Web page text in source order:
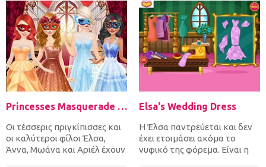
Princesses Masquerade Party
Οι τέσσερις πριγκίπισσες και
οι καλύτεροι φίλοι Έλσα,
Άννα, Μωάνα και Αριέλ έχουν
Elsa's Wedding Dress
Η Έλσα παντρεύεται και δεν
έχει ετοιμάσει ακόμα το
νυφικό της φόρεμα. Είναι η